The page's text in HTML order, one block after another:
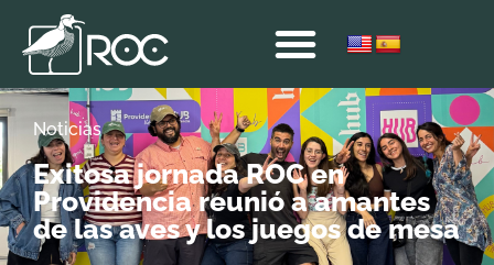
Noticias
Exitosa jornada ROC en
Providencia reunió a amantes
de las aves y los juegos de mesa